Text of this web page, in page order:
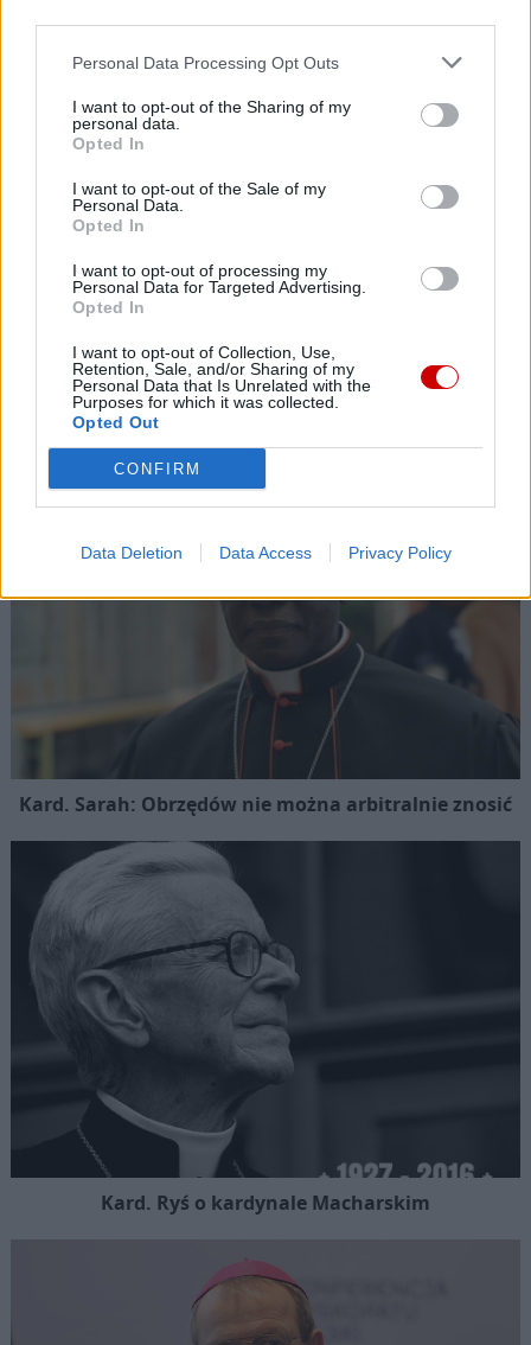
Personal Data Processing Opt Outs
I want to opt-out of the Sharing of my
personal data.
Opted In
I want to opt-out of the Sale of my
Personal Data.
Opted In
I want to opt-out of processing my
Personal Data for Targeted Advertising.
Opted In
I want to opt-out of Collection, Use,
Retention, Sale, and/or Sharing of my
Personal Data that Is Unrelated with the
Purposes for which it was collected.
Opted Out
CONFIRM
Data Deletion Data Access Privacy Policy
07 sierpnia 2026 | 17:22
Leon XIV spotka się we Francji z ofiarami wykorzystywania w
Kościele
07 sierpnia 2026 | 16:31
Boliwijscy biskupi w obliczu kryzysu apelują o sprawiedliwość
społeczną i pokój
07 sierpnia 2026 | 16:13
Zwierzchnik UKGK: Świętowanie Przemienienia Pańskiego to
Popularne
Kard. Sarah: Obrzędów nie można arbitralnie znosić
Kard. Ryś o kardynale Macharskim